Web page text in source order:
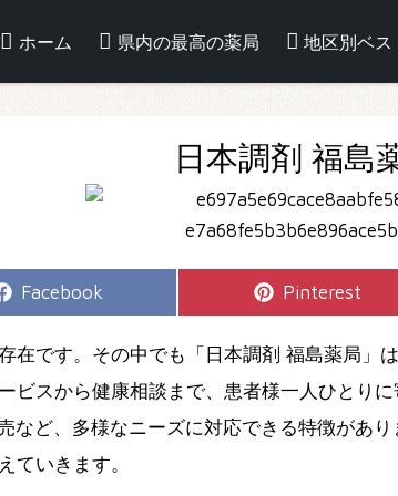
ホーム 県内の最高の薬局 地区別ベス
日本調剤 福島
Share
Facebook
Share
Pinterest
在です。その中でも「日本調剤 福島薬局
ビスから健康相談まで、患者様一人ひとり
など、多様なニーズに対応できる特徴があ
ていきます。